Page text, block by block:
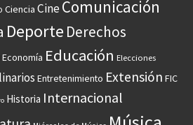
Ciencia CineComunicación
Deporte Derechos
Economía Educación Elecciones
Entretenimiento Extensión FIC
Historia Internacional